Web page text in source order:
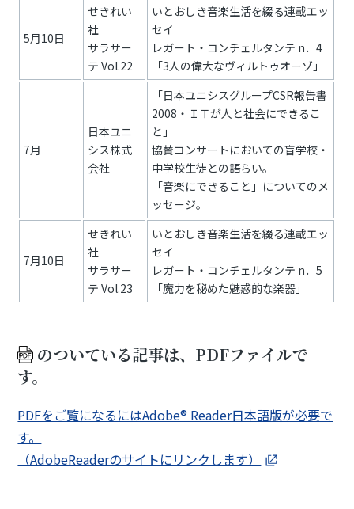
5月10日
せきれい
社
サラサー
テ Vol.22
いとおしき音楽生活を綴る連載エッ
セイ
レガート・コンチェルタンテ n．4
「3人の偉大なヴィルトゥオーゾ」
7月
日本ユニ
シス株式
会社
「日本ユニシスグループCSR報告書
2008・ＩＴが人と社会にできるこ
と」
協賛コンサートにおいての盲学校・
中学校生徒との語らい。
「音楽にできること」についてのメ
ッセージ。
7月10日
せきれい
社
サラサー
テ Vol.23
いとおしき音楽生活を綴る連載エッ
セイ
レガート・コンチェルタンテ n．5
「魔力を秘めた魅惑的な楽器」
のついている記事は、PDFファイルで
す。
PDFをご覧になるにはAdobe® Reader日本語版が必要で
す。
（AdobeReaderのサイトにリンクします）